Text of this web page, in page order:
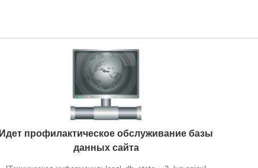
Идет профилактическое обслуживание базы
данных сайта